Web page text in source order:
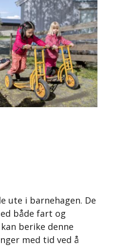
ute i barnehagen. De
både fart og
berike denne
med tid ved å